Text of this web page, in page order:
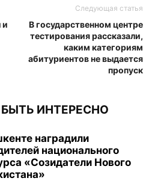
и
Следующая статья
В государственном центре
тестирования рассказали,
каким категориям
абитуриентов не выдается
пропуск
ИНТЕРЕСНО
наградили
национального
«Созидатели Нового